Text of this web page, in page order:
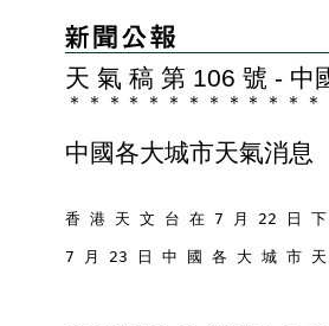
天 氣 稿 第 106 號 - 中
＊ ＊ ＊ ＊ ＊ ＊ ＊ ＊ ＊ ＊ ＊ ＊ ＊
中國各大城市天氣消息
香 港 天 文 台 在 7 月 22 日
7 月 23 日 中 國 各 大 城 市